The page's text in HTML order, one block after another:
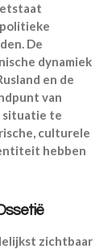
De
dynamiek
en de
van
situatie te
culturele
hebben
zichtbaar